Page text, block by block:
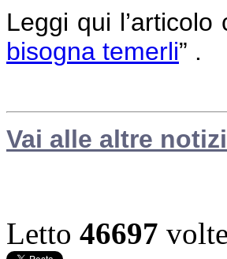
Leggi qui l’articolo
bisogna temerli” .
Vai alle altre
Letto 46697 volte